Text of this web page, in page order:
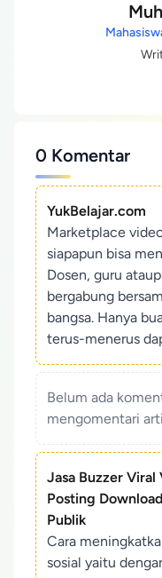
0 Komentar
YukBelajar.com
Marketplace
siapapun bisa
Dosen, guru
bergabung
bangsa. Hanya
terus-menerus
Belum ada
mengomentari
Jasa Buzzer Viral
Posting
Publik
Cara
sosial yaitu